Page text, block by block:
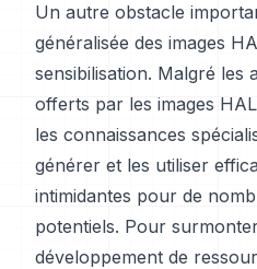
Un autre obstacle
généralisée des images
sensibilisation. Malgré les
offerts par les images
les connaissances
générer et les utiliser
intimidantes pour de
potentiels. Pour
développement de